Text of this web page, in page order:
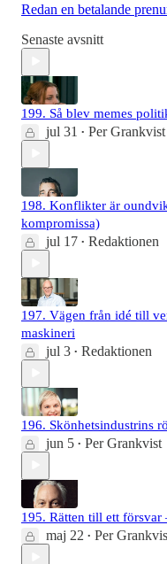
Redan en betalande
Senaste avsnitt
199. Så blev memes
jul 31 • Per Grankvist
198. Konflikter är
kompromissa)
jul 17 • Redaktionen
197. Vägen från idé till
maskineri
jul 3 • Redaktionen
196. Skönhetsindustrins
jun 5 • Per Grankvist
195. Rätten till ett försvar
maj 22 • Per